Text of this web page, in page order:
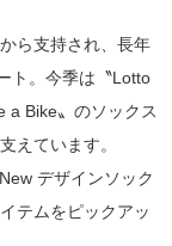
ら支持され、長年
ト。今季は〝Lotto
a Bike〟のソックス
えています。
デザインソック
テムをピックアッ